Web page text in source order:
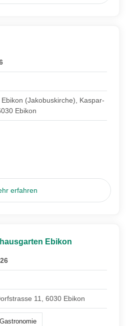
(Jakobuskirche), Kaspar-
Ebikon
erfahren
Ebikon
11, 6030 Ebikon
Gastronomie